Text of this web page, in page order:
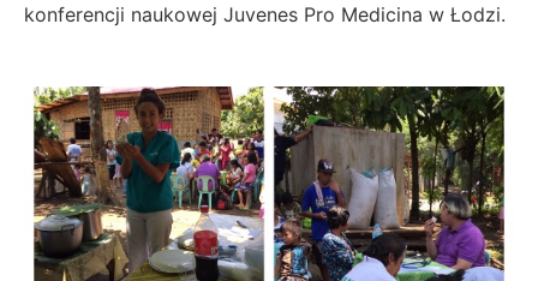
konferencji naukowej Juvenes Pro Medicina w Łodzi.